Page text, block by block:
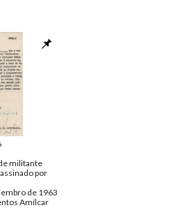
militante
por
de 1963
Amílcar